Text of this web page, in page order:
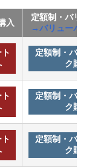
入
定額制・バリ
→バリューパ
定額制・バリ
ク購
定額制・バリ
ク購
定額制・バリ
ク購